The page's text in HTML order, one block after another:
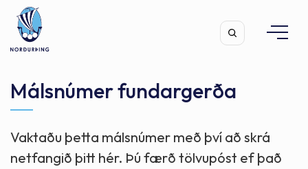
Leita
Málsnúmer fundargerða
Vaktaðu þetta málsnúmer með því að skrá
netfangið þitt hér. Þú færð tölvupóst ef það